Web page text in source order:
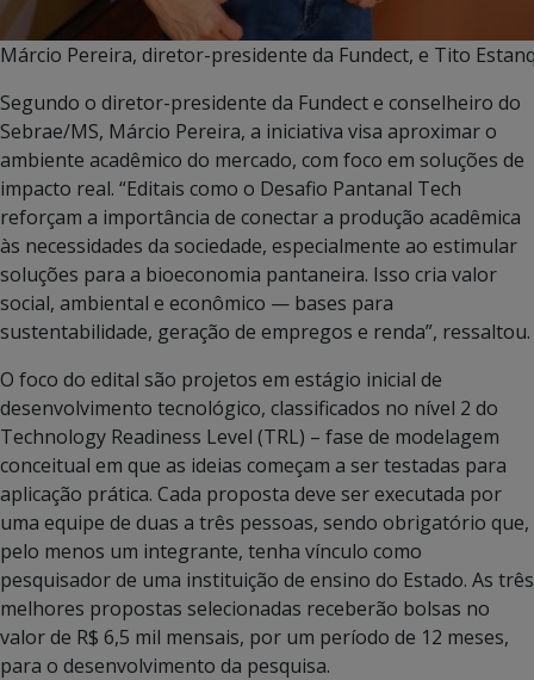
Márcio Pereira, diretor-presidente da Fundect, e Tito
Segundo o diretor-presidente da Fundect e conselheiro do
Sebrae/MS, Márcio Pereira, a iniciativa visa aproximar o
ambiente acadêmico do mercado, com foco em soluções de
impacto real. “Editais como o Desafio Pantanal Tech
reforçam a importância de conectar a produção acadêmica
às necessidades da sociedade, especialmente ao estimular
soluções para a bioeconomia pantaneira. Isso cria valor
social, ambiental e econômico — bases para
sustentabilidade, geração de empregos e renda”, ressaltou.
O foco do edital são projetos em estágio inicial de
desenvolvimento tecnológico, classificados no nível 2 do
Technology Readiness Level (TRL) – fase de modelagem
conceitual em que as ideias começam a ser testadas para
aplicação prática. Cada proposta deve ser executada por
uma equipe de duas a três pessoas, sendo obrigatório que,
pelo menos um integrante, tenha vínculo como
pesquisador de uma instituição de ensino do Estado. As três
melhores propostas selecionadas receberão bolsas no
valor de R$ 6,5 mil mensais, por um período de 12 meses,
para o desenvolvimento da pesquisa.